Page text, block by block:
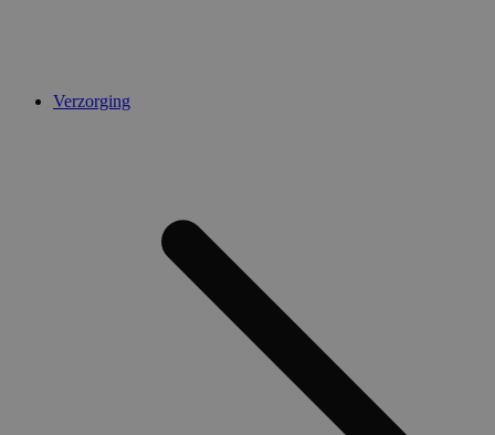
Verzorging